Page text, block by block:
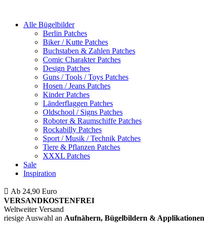
Alle Bügelbilder
Berlin Patches
Biker / Kutte Patches
Buchstaben & Zahlen Patches
Comic Charakter Patches
Design Patches
Guns / Tools / Toys Patches
Hosen / Jeans Patches
Kinder Patches
Länderflaggen Patches
Oldschool / Signs Patches
Roboter & Raumschiffe Patches
Rockabilly Patches
Sport / Musik / Technik Patches
Tiere & Pflanzen Patches
XXXL Patches
Sale
Inspiration
Ab 24,90 Euro
VERSANDKOSTENFREI
Weltweiter Versand
riesige Auswahl an Aufnähern, Bügelbildern & Applikationen